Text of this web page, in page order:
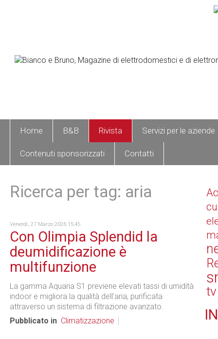
Home B&B Rivista Servizi per le aziende
Contenuti sponsorizzati Contatti
Ricerca per tag: aria
Venerdì, 27 Marzo 2026 15:45
Con Olimpia Splendid la
deumidificazione è
multifunzione
La gamma Aquaria S1 previene elevati tassi di umidità
indoor e migliora la qualità dell'aria, purificata
attraverso un sistema di filtrazione avanzato.
Pubblicato in Climatizzazione
tv
IN